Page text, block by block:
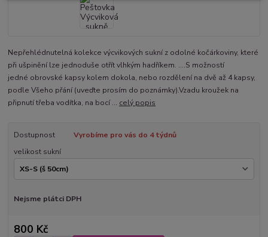
Nepřehlédnutelná kolekce výcvikových sukní z odolné kočárkoviny, které
při ušpinění lze jednoduše otřít vlhkým hadříkem. ....S možností
jedné obrovské kapsy kolem dokola, nebo rozdělení na dvě až 4 kapsy,
podle Všeho přání (uveďte prosím do poznámky).Vzadu kroužek na
připnutí třeba vodítka, na bocí ... celý popis
Dostupnost
Vyrobíme pro vás do 4 týdnů
velikost sukní
Nejsme plátci DPH
800 Kč